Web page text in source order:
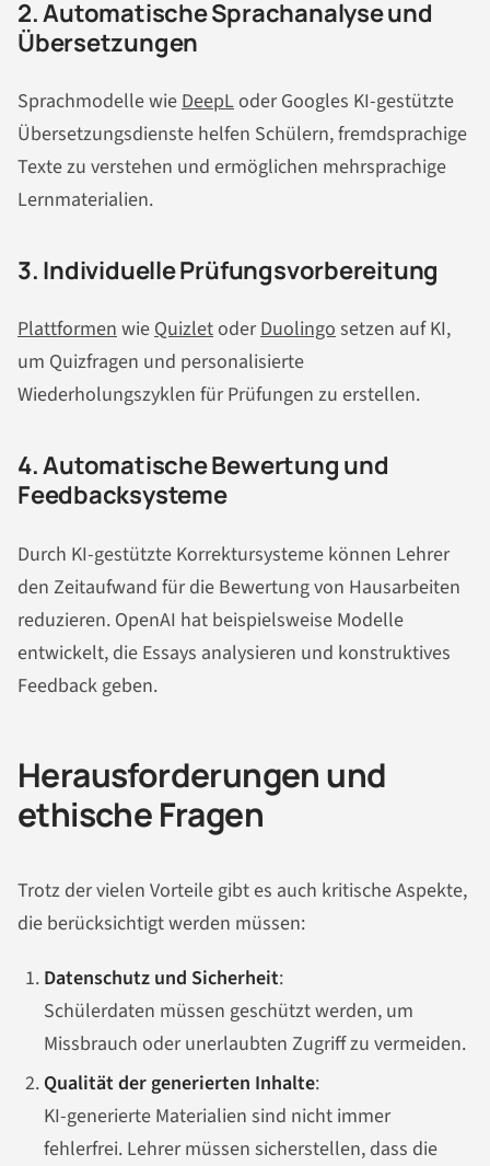
2. Automatische Sprachanalyse und
Übersetzungen
Sprachmodelle wieDeepLoder Googles KI-gestützte
Übersetzungsdienste helfen Schülern, fremdsprachige
Texte zu verstehen und ermöglichen mehrsprachige
Lernmaterialien.
3. Individuelle Prüfungsvorbereitung
PlattformenwieQuizletoderDuolingosetzen auf KI,
um Quizfragen und personalisierte
Wiederholungszyklen für Prüfungen zu erstellen.
4. Automatische Bewertung und
Feedbacksysteme
Durch KI-gestützte Korrektursysteme können Lehrer
den Zeitaufwand für die Bewertung von Hausarbeiten
reduzieren. OpenAI hat beispielsweise Modelle
entwickelt, die Essays analysieren und konstruktives
Feedback geben.
Herausforderungen und
ethische Fragen
Trotz der vielen Vorteile gibt es auch kritische Aspekte,
die berücksichtigt werden müssen:
Datenschutz und Sicherheit:
Schülerdaten müssen geschützt werden, um
Missbrauch oder unerlaubten Zugriff zu vermeiden.
Qualität der generierten Inhalte:
KI-generierte Materialien sind nicht immer
fehlerfrei. Lehrer müssen sicherstellen, dass die